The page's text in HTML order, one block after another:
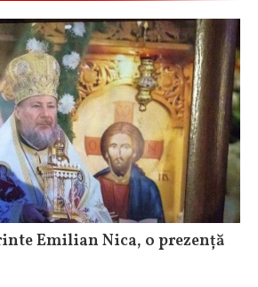
Emilian Nica, o prezență